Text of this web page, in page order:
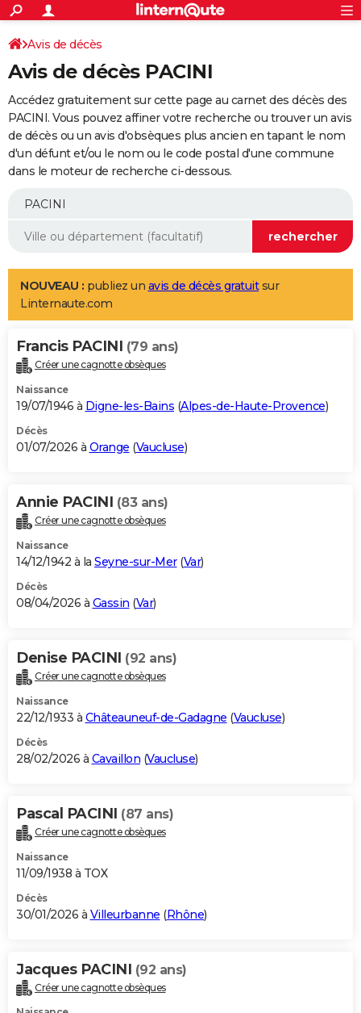
ACTUALITÉS
Politique
Société
Faits Divers
Education
Monde
Villes
+
SPORT
Coupe du monde 2026
Football
Tennis
Cyclisme
Rugby
Forum
Programme TV
TNT
Streaming
Cinéma
Sorties cinéma
Musique
+
FINANCE
Retraite
Impôts
Epargne
Immobilier
Risques naturels par ville
Banque
Assurance
Crédit
AUTO
Essais
Réserver un essai
Citadines
Berlines
SUV
Forum auto
+
Mobiles
Meilleur smartphone
Internet
Ordinateurs
Jeux vidéo
Guide high-tech
Aménagement intérieur
LIFESTYLE
Art de vivre
Bien-être
Loisirs
Mode
Modes de vie
Alimentation
Guide de la santé
Maladies
Médicaments
Sommeil
VOYAGE
Destinations
City break
Voyage nature
Voyage de noces
Forum
Climat
+PHOTO
GUIDES D'ACHAT
BONS PLANS
Carte de Noël
Carte Bonne année
Carte Saint-Valentin
Carte Pâques
Carte d'anniversaire
DICTIONNAIRE
Dictionnaire
Biographies
Citations
Expressions
Proverbes
PROGRAMME TV
S'inscrire
Se connecter
Lycées
Collèges
Primaires
Universités
Entreprises
Service militaire
Avis de recherche
AVIS DE DÉCÈS
Bricolage
Lifestyle
Culture
Sport
Auto
Television
Voyage
Cinema
Avis de décès
Avis de décès PACINI
Accédez gratuitement sur cette page au carnet des décès des
PACINI. Vous pouvez affiner votre recherche ou trouver un avis
de décès ou un avis d'obsèques plus ancien en tapant le nom
d'un défunt et/ou le nom ou le code postal d'une commune
dans le moteur de recherche ci-dessous.
NOUVEAU : publiez un avis de décès gratuitsur
Linternaute.com
Francis PACINI (79 ans)
Créer une cagnotte obsèques
Naissance
19/07/1946 à Digne-les-Bains (Alpes-de-Haute-Provence)
Décès
01/07/2026 à Orange (Vaucluse)
Annie PACINI (83 ans)
Créer une cagnotte obsèques
Naissance
14/12/1942 à la Seyne-sur-Mer(Var)
Décès
08/04/2026 à Gassin (Var)
Denise PACINI (92 ans)
Créer une cagnotte obsèques
Naissance
22/12/1933 à Châteauneuf-de-Gadagne (Vaucluse)
Décès
28/02/2026 à Cavaillon (Vaucluse)
Pascal PACINI (87 ans)
Créer une cagnotte obsèques
Naissance
11/09/1938 à TOX
Décès
30/01/2026 à Villeurbanne (Rhône)
Jacques PACINI (92 ans)
Créer une cagnotte obsèques